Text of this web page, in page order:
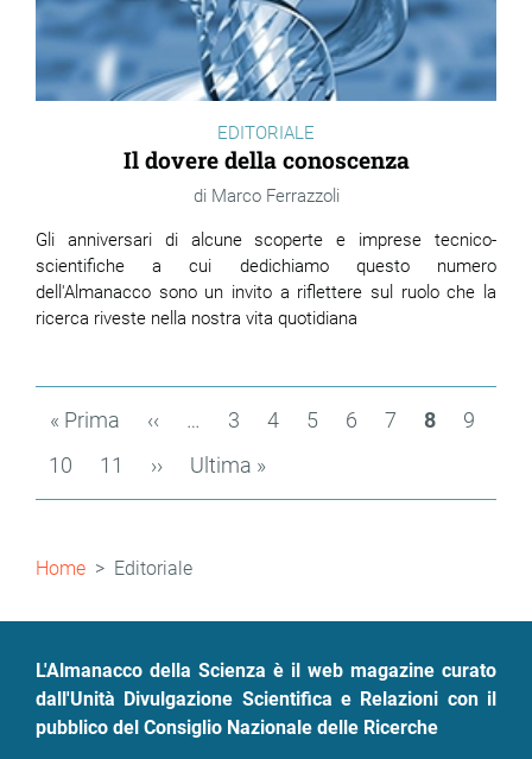
EDITORIALE
Il dovere della conoscenza
Marco Ferrazzoli
Gli anniversari di alcune scoperte e imprese tecnico-
scientifiche a cui dedichiamo questo numero
dell'Almanacco sono un invito a riflettere sul ruolo che la
ricerca riveste nella nostra vita quotidiana
Paginazione
Prima
« Prima
Pagina
‹‹ … Page
3 Page
4 Page
5 Page
6 Page
7
Pagina
8 Page
9
Page
10 Page
11
Pagina
››
Ultima
Ultima »
Briciole
Home Editoriale
L'Almanacco della Scienza è il web magazine curato
dall'Unità Divulgazione Scientifica e Relazioni con il
pubblico del Consiglio Nazionale delle Ricerche